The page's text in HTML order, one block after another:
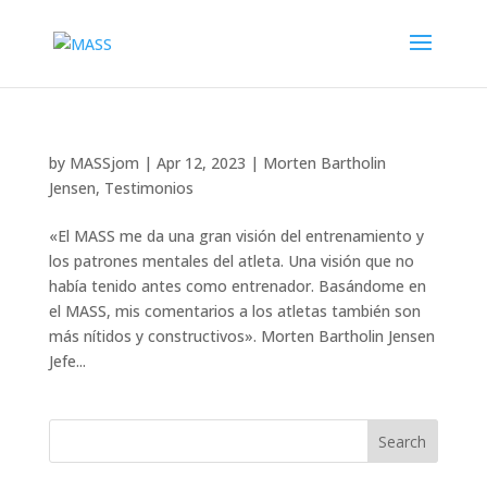
by MASSjom | Apr 12, 2023 | Morten Bartholin
Jensen, Testimonios
«El MASS me da una gran visión del entrenamiento y
los patrones mentales del atleta. Una visión que no
había tenido antes como entrenador. Basándome en
el MASS, mis comentarios a los atletas también son
más nítidos y constructivos». Morten Bartholin Jensen
Jefe...
Search